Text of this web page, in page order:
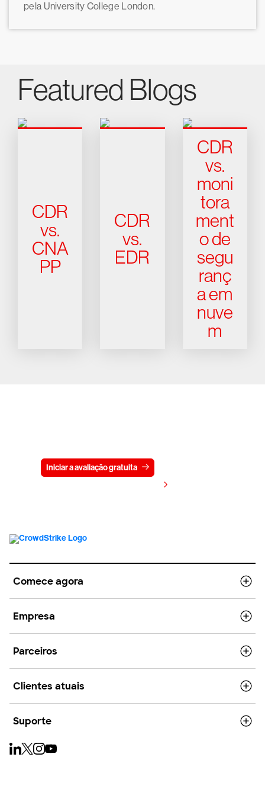
pela University College London.
Featured Blogs
CDR
vs.
CNA
PP
CDR
vs.
EDR
CDR
vs.
moni
tora
ment
o de
segu
ranç
a em
nuve
m
Iniciar a avaliação gratuita
Comece agora
Empresa
Parceiros
Clientes atuais
Suporte